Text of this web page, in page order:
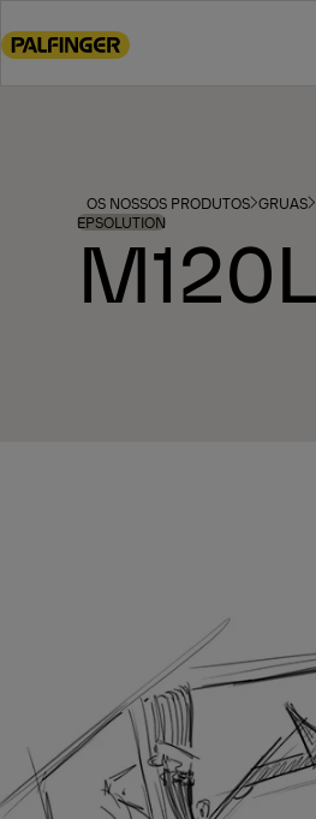
to
OS NOSSOS PRODUTOS GRUAS
EPSOLUTION
M120L